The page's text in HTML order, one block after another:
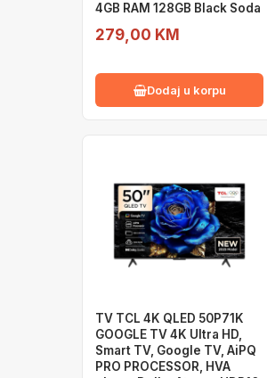
4GB RAM 128GB Black Soda
279,00 KM
Dodaj u korpu
TV TCL 4K QLED 50P71K
GOOGLE TV 4K Ultra HD,
Smart TV, Google TV, AiPQ
PRO PROCESSOR, HVA